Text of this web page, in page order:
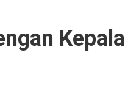
Kepala